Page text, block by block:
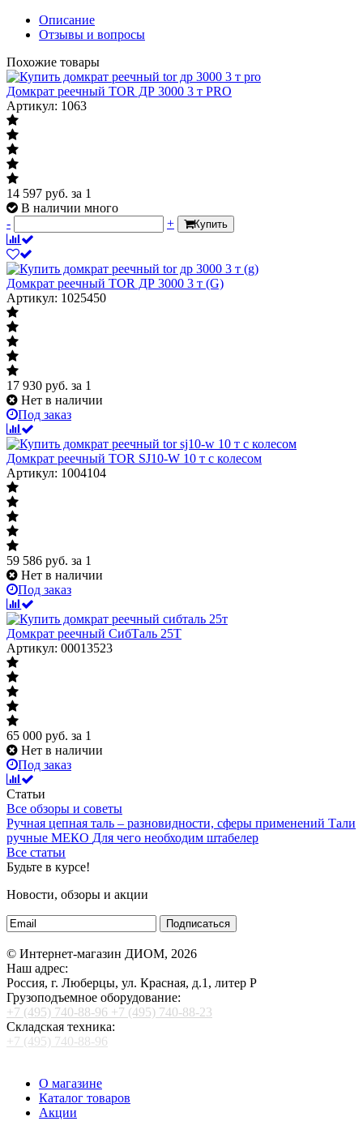
Описание
Отзывы и вопросы
Похожие товары
Домкрат реечный TOR ДР 3000 3 т PRO
Артикул: 1063
14 597 руб. за 1
В наличии много
-
+ Купить
Домкрат реечный TOR ДР 3000 3 т (G)
Артикул: 1025450
17 930 руб. за 1
Нет в наличии
Под заказ
Домкрат реечный TOR SJ10-W 10 т с колесом
Артикул: 1004104
59 586 руб. за 1
Нет в наличии
Под заказ
Домкрат реечный СибТаль 25Т
Артикул: 00013523
65 000 руб. за 1
Нет в наличии
Под заказ
Статьи
Все обзоры и советы
Ручная цепная таль – разновидности, сферы применений Тали
ручные МЕКО Для чего необходим штабелер
Все статьи
Будьте в курсе!
Новости, обзоры и акции
Подписаться
© Интернет-магазин ДИОМ, 2026
Наш адрес:
Россия, г. Люберцы, ул. Красная, д.1, литер Р
Грузоподъемное оборудование:
+7 (495) 740-88-96 +7 (495) 740-88-23
Складская техника:
+7 (495) 740-88-96
О магазине
Каталог товаров
Акции